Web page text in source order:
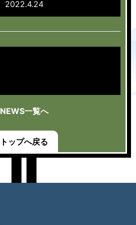
2022.4.24
NEWS一覧へ
トップへ戻る